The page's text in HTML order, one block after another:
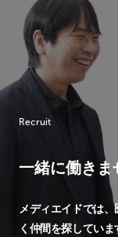
Recruit
一緒に働きま
メディエイドでは、
く仲間を探していま